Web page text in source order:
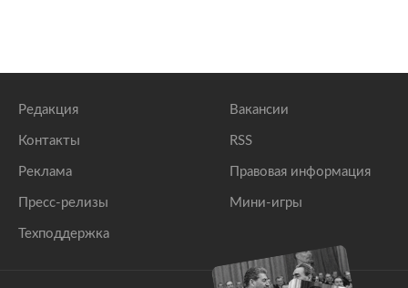
Редакция
Контакты
Реклама
Пресс-релизы
Техподдержка
Вакансии
RSS
Правовая информация
Мини-игры